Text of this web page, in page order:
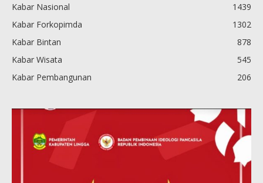
Kabar Nasional
1439
Kabar Forkopimda
1302
Kabar Bintan
878
Kabar Wisata
545
Kabar Pembangunan
206